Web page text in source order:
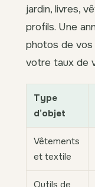
jardin, livres,
profils. Une
photos de vos
votre taux de
Type
d’objet
Vêtements
et textile